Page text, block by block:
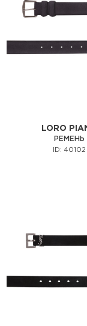
LORO
РЕМЕНЬ
ID: 40102